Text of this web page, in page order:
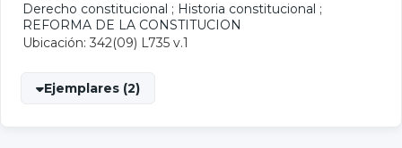
Derecho constitucional ; Historia constitucional ;
REFORMA DE LA CONSTITUCION
Ubicación: 342(09) L735 v.1
Ejemplares (2)